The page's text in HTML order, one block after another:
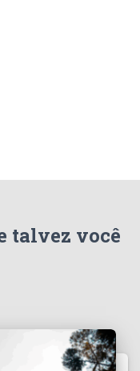
talvez você